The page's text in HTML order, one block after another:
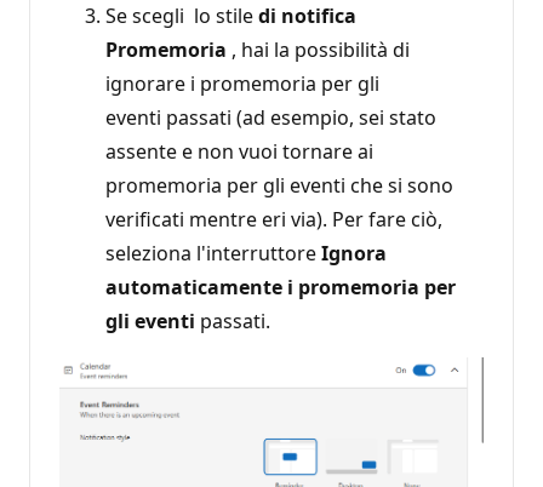
Se scegli lo stiledi notifica
Promemoria , hai la possibilità di
ignorare i promemoria per gli
eventi passati (ad esempio, sei stato
assente e non vuoi tornare ai
promemoria per gli eventi che si sono
verificati mentre eri via). Per fare ciò,
seleziona l'interruttoreIgnora
automaticamente i promemoria per
gli eventi passati.